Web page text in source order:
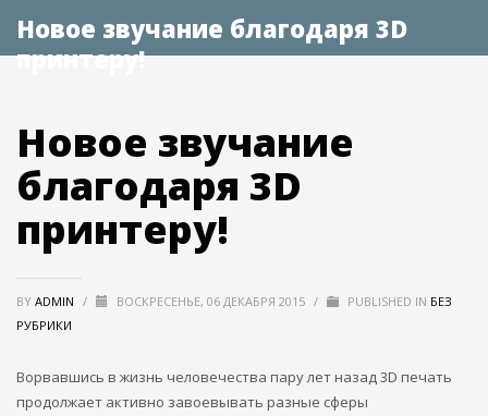
Новое звучание благодаря 3D
принтеру!
Новое звучание
благодаря 3D
принтеру!
BY ADMIN / ВОСКРЕСЕНЬЕ, 06 ДЕКАБРЯ 2015 / PUBLISHED IN БЕЗ
РУБРИКИ
Ворвавшись в жизнь человечества пару лет назад 3D печать
продолжает активно завоевывать разные сферы